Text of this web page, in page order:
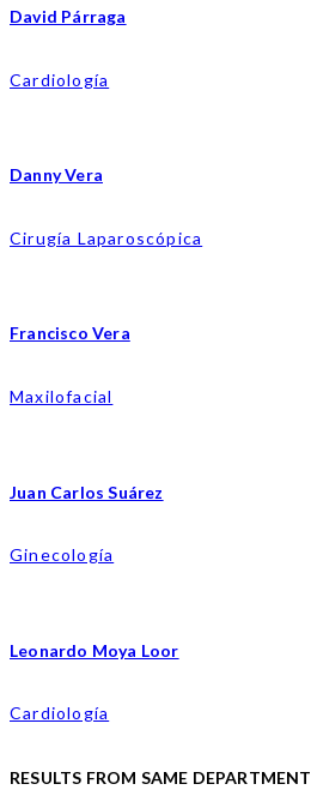
David Párraga
Cardiología
Danny Vera
Cirugía Laparoscópica
Francisco Vera
Maxilofacial
Juan Carlos Suárez
Ginecología
Leonardo Moya Loor
Cardiología
RESULTS FROM SAME DEPARTMENT